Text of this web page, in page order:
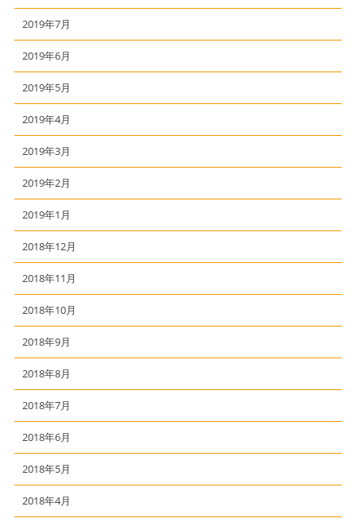
2019年7月
2019年6月
2019年5月
2019年4月
2019年3月
2019年2月
2019年1月
2018年12月
2018年11月
2018年10月
2018年9月
2018年8月
2018年7月
2018年6月
2018年5月
2018年4月